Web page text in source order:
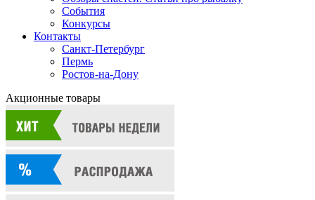
События
Конкурсы
Контакты
Санкт-Петербург
Пермь
Ростов-на-Дону
Акционные товары